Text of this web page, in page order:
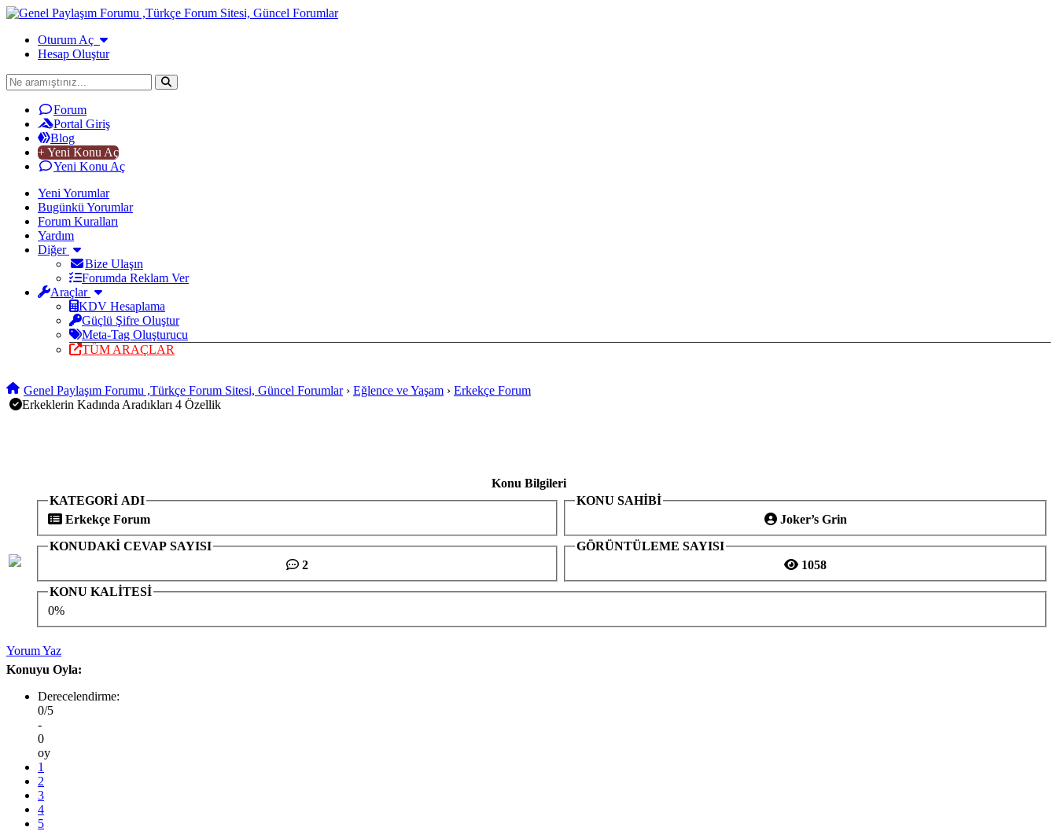
Oturum Aç
Hesap Oluştur
Forum
Portal Giriş
Blog
+ Yeni Konu Aç
Yeni Konu Aç
Yeni Yorumlar
Bugünkü Yorumlar
Forum Kuralları
Yardım
Diğer
Bize Ulaşın
Forumda Reklam Ver
Araçlar
KDV Hesaplama
Güçlü Şifre Oluştur
Meta-Tag Oluşturucu
TÜM ARAÇLAR
Genel Paylaşım Forumu ,Türkçe Forum Sitesi, Güncel Forumlar› Eğlence ve Yaşam › Erkekçe Forum
Erkeklerin Kadında Aradıkları 4 Özellik
Konu Bilgileri
KATEGORİ ADI
Erkekçe Forum
KONU SAHİBİ
Joker’s Grin
KONUDAKİ CEVAP SAYISI
2
GÖRÜNTÜLEME SAYISI
1058
KONU KALİTESİ
0%
Yorum Yaz
Konuyu Oyla:
Derecelendirme:
0/5
-
0
oy
1
2
3
4
5